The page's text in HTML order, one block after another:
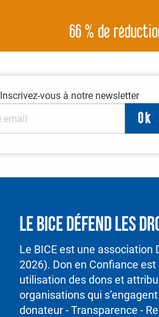
66 % de
Inscrivez-vous à notre newsletter
Le BICE défend les
Le BICE est une
2026). Don en Confiance
utilisation des dons et
organisations qui
donateur - Transparence -